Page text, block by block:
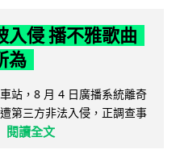
入侵 播不雅歌曲
為
站，8 月 4 日廣播系統離奇
第三方非法入侵，正調查事
閱讀全文